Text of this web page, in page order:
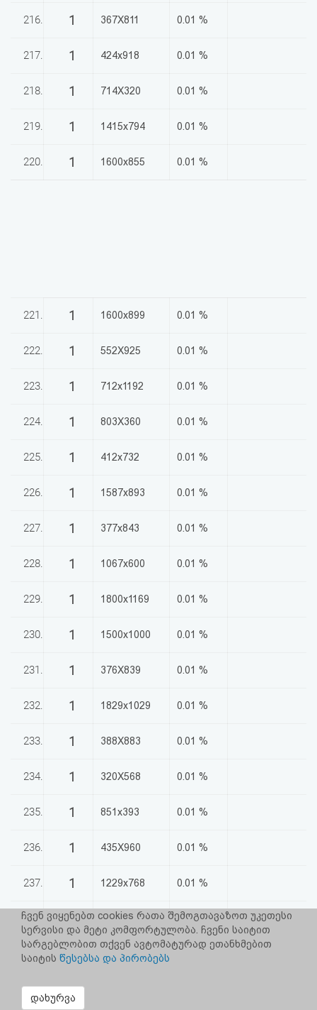
216. 1 367X811 0.01 %
217. 1 424x918 0.01 %
218. 1 714X320 0.01 %
219. 1 1415x794 0.01 %
220. 1 1600x855 0.01 %
221. 1 1600x899 0.01 %
222. 1 552X925 0.01 %
223. 1 712x1192 0.01 %
224. 1 803X360 0.01 %
225. 1 412x732 0.01 %
226. 1 1587x893 0.01 %
227. 1 377x843 0.01 %
228. 1 1067x600 0.01 %
229. 1 1800x1169 0.01 %
230. 1 1500x1000 0.01 %
231. 1 376X839 0.01 %
232. 1 1829x1029 0.01 %
233. 1 388X883 0.01 %
234. 1 320X568 0.01 %
235. 1 851x393 0.01 %
236. 1 435X960 0.01 %
237. 1 1229x768 0.01 %
238. 1 689x1102 0.01 %
239. 1 1139x640
240. 1
ჩვენ ვიყენებთ cookies რათა შემოგთავაზოთ უკეთესი
სერვისი და მეტი კომფორტულობა. ჩვენი საიტით
სარგებლობით თქვენ ავტომატურად ეთანხმებით
საიტის წესებსა და პირობებს
დახურვა